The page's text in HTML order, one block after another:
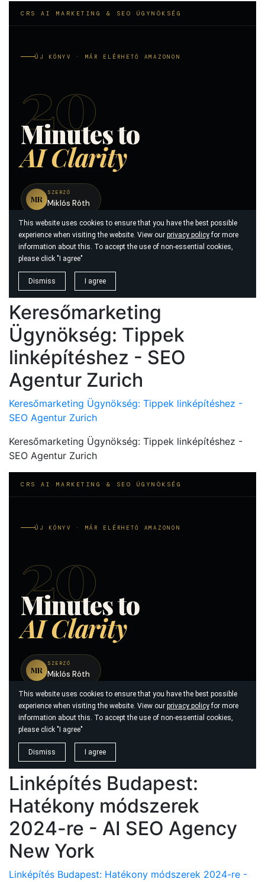
Keresőmarketing
Ügynökség: Tippek
linképítéshez - SEO
Agentur Zurich
Keresőmarketing Ügynökség: Tippek linképítéshez -
SEO Agentur Zurich
Keresőmarketing Ügynökség: Tippek linképítéshez -
SEO Agentur Zurich
Linképítés Budapest:
Hatékony módszerek
2024-re - AI SEO Agency
New York
Linképítés Budapest: Hatékony módszerek 2024-re -